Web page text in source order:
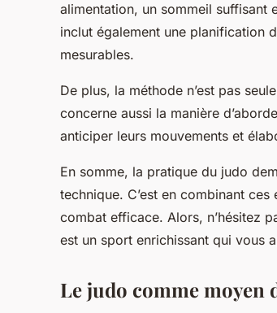
alimentation, un sommeil suffisant
inclut également une planification
mesurables.
De plus, la méthode n’est pas
concerne aussi la manière
anticiper leurs mouvements et
En somme, la pratique du judo
technique. C’est en combinant
combat efficace. Alors, n’hésitez
est un sport enrichissant qui vous
Le judo comme moyen